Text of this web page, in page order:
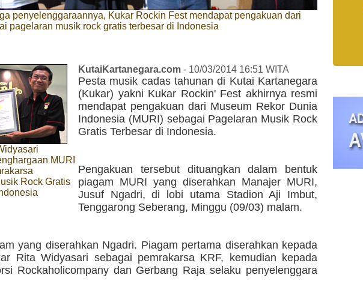
penyelenggaraannya, Kukar Rockin Fest mendapat pengakuan dari
pagelaran musik rock gratis terbesar di Indonesia
MURI
Rock Gratis
KutaiKartanegara.com - 10/03/2014 16:51 WITA
Pesta musik cadas tahunan di Kutai Kartanegara
(Kukar) yakni Kukar Rockin' Fest akhirnya resmi
mendapat pengakuan dari Museum Rekor Dunia
Indonesia (MURI) sebagai Pagelaran Musik Rock
Gratis Terbesar di Indonesia.
Pengakuan tersebut dituangkan dalam bentuk
piagam MURI yang diserahkan Manajer MURI,
Jusuf Ngadri, di lobi utama Stadion Aji Imbut,
Tenggarong Seberang, Minggu (09/03) malam.
yang diserahkan Ngadri. Piagam pertama diserahkan kepada
Rita Widyasari sebagai pemrakarsa KRF, kemudian kepada
Rockaholicompany dan Gerbang Raja selaku penyelenggara